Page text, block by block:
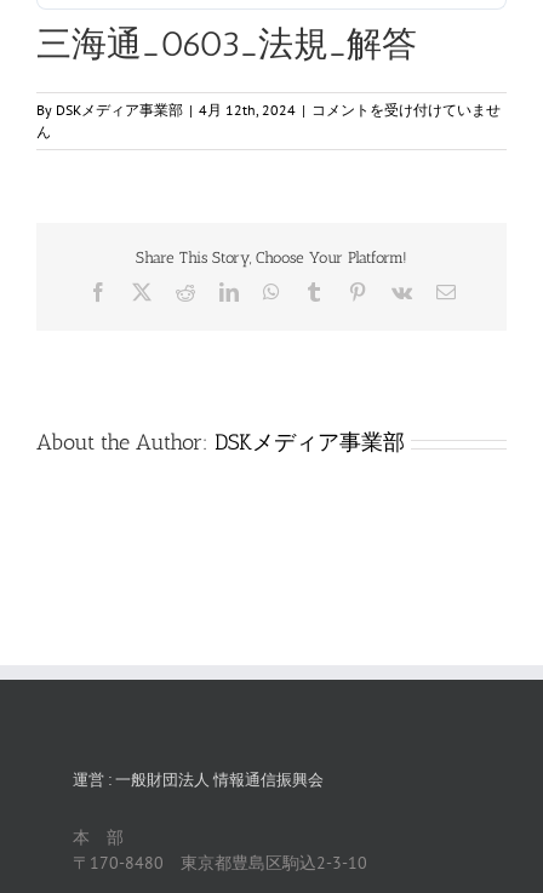
三海通_0603_法規_解答
By DSKメディア事業部 | 4月 12th, 2024 | 三
通
解
答
は
コメントを受け付けていませ
ん
Share This Story, Choose Your Platform!
Facebook RedditLinkedInWhatsApp
Tumblr Pinterest
Vk
電
About the Author: DSKメディア事業部
運営 : 一般財団法人 情報通信振興会
本 部
〒170-8480 東京都豊島区駒込2-3-10